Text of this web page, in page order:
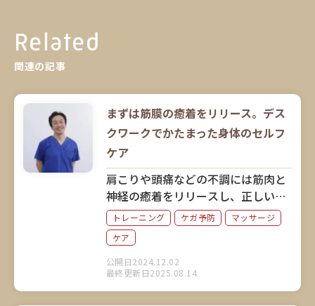
Related
関連の記事
まずは筋膜の癒着をリリース。デス
クワークでかたまった身体のセルフ
ケア
トレーニング ケガ予防
マッサージ
ケア
公開日2024.12.02
最終更新日2025.08.14
肩こりや頭痛などの不調には筋肉と
神経の癒着をリリースし、正しい姿
勢と腹式呼吸を心掛けることが大切
だと語るのは、延べ10万人以上の身
体のお悩みに向き合ってきた丸の内
接骨院グループ総院長の高野良介さ
ん。身体のセルフケアについてお聞
きしました。